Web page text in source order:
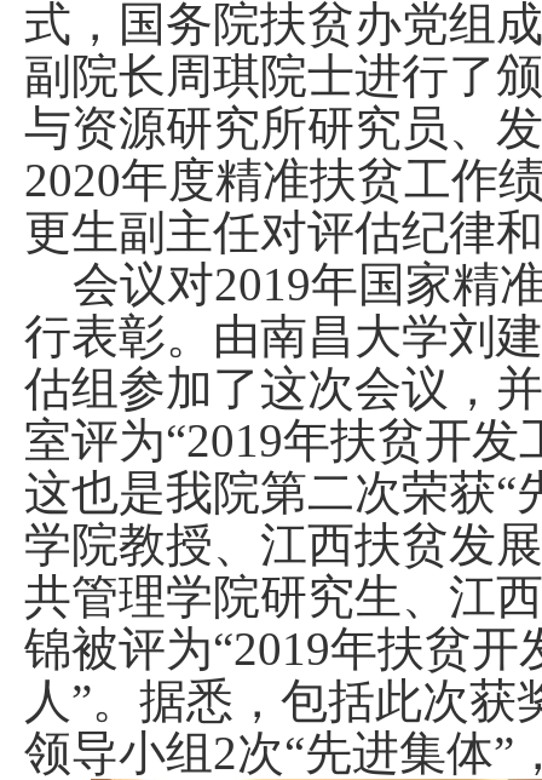
式，国务院扶贫办党组
副院长周琪院士进行了
与资源研究所研究员、
2020年度精准扶贫工作
更生副主任对评估纪律
会议对2019年国家精
行表彰。由南昌大学刘
估组参加了这次会议，
室评为“2019年扶贫开发
这也是我院第二次荣获“
学院教授、江西扶贫发
共管理学院研究生、江
锦被评为“2019年扶贫开
人”。据悉，包括此次
领导小组 2次“先进集体”